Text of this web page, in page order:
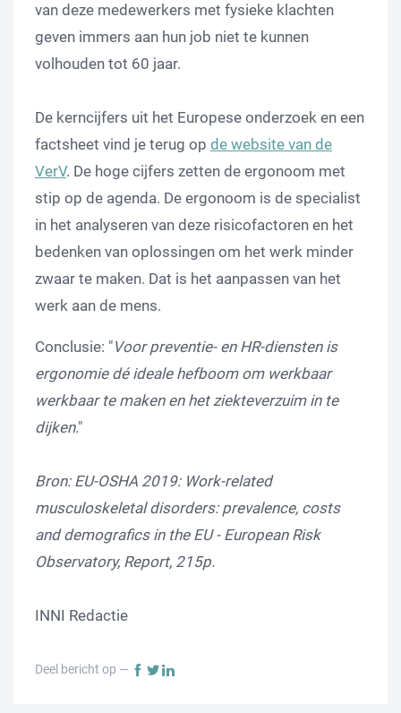
van deze medewerkers met fysieke klachten
geven immers aan hun job niet te kunnen
volhouden tot 60 jaar.
De kerncijfers uit het Europese onderzoek en een
factsheet vind je terug op de website van de
VerV. De hoge cijfers zetten de ergonoom met
stip op de agenda. De ergonoom is de specialist
in het analyseren van deze risicofactoren en het
bedenken van oplossingen om het werk minder
zwaar te maken. Dat is het aanpassen van het
werk aan de mens.
Conclusie: "Voor preventie- en HR-diensten is
ergonomie dé ideale hefboom om werkbaar
werkbaar te maken en het ziekteverzuim in te
dijken."
Bron: EU-OSHA 2019: Work-related
musculoskeletal disorders: prevalence, costs
and demografics in the EU - European Risk
Observatory, Report, 215p.
INNI Redactie
Deel bericht op —